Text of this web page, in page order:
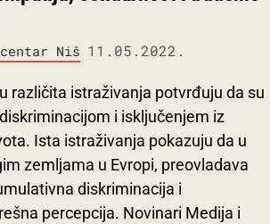
Niš 11.05.2022.
različita istraživanja potvrđuju da su
i isključenjem iz
Ista istraživanja pokazuju da u
zemljama u Evropi, preovladava
diskriminacija i
percepcija. Novinari Medija i